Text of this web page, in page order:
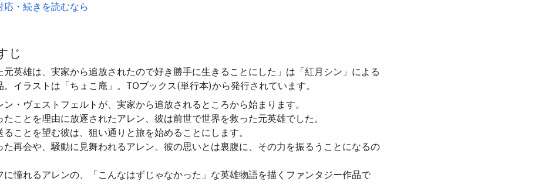
・続きを読むなら
じ
元英雄は、実家から追放されたので好き勝手に生きることにした」は「紅月シン」による
イラストは「ちょこ庵」。TOブックス(単行本)から発行されています。
・ヴェストフェルトが、実家から追放されるところから始まります。
ことを理由に放逐されたアレン、彼は前世で世界を救った元英雄でした。
ことを望む彼は、狙い通りと旅を始めることにします。
た再会や、騒動に見舞われるアレン。彼の思いとは裏腹に、その力を振るうことになるの
憧れるアレンの、「こんなはずじゃなかった」な英雄物語を描くファンタジー作品で